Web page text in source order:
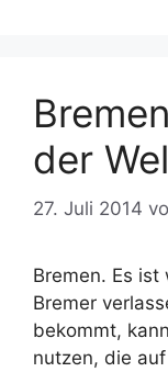
der
27. Juli 2014
Bremen. Es
Bremer
bekommt,
nutzen, die